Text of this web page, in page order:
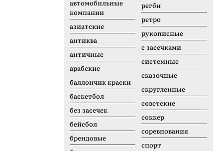
автомобильные
компании
азиатские
антиква
античные
арабские
баллончик краски
баскетбол
без засечек
бейсбол
брендовые
регби
ретро
рукописные
с засечками
системные
сказочные
скругленные
советские
соккер
соревнования
спорт